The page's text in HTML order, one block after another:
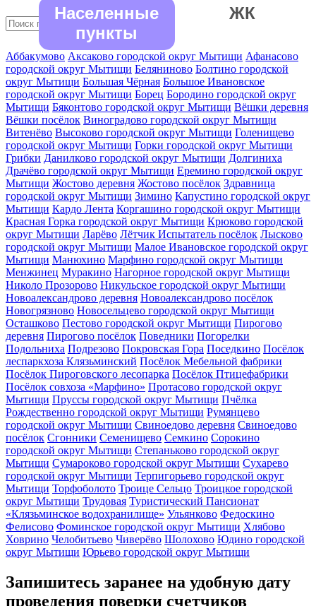
Населенные
пункты
ЖК
Аббакумово Аксаково городской округ Мытищи Афанасово
городской округ Мытищи Беляниново Болтино городской
округ Мытищи Большая Чёрная Большое Ивановское
городской округ Мытищи Борец Бородино городской округ
Мытищи Бяконтово городской округ Мытищи Вёшки деревня
Вёшки посёлок Виноградово городской округ Мытищи
Витенёво Высоково городской округ Мытищи Голенищево
городской округ Мытищи Горки городской округ Мытищи
Грибки Данилково городской округ Мытищи Долгиниха
Драчёво городской округ Мытищи Еремино городской округ
Мытищи Жостово деревня Жостово посёлок Здравница
городской округ Мытищи Зимино Капустино городской округ
Мытищи Кардо Лента Коргашино городской округ Мытищи
Красная Горка городской округ Мытищи Крюково городской
округ Мытищи Ларёво Лётчик Испытатель посёлок Лысково
городской округ Мытищи Малое Ивановское городской округ
Мытищи Манюхино Марфино городской округ Мытищи
Менжинец Муракино Нагорное городской округ Мытищи
Николо Прозорово Никульское городской округ Мытищи
Новоалександрово деревня Новоалександрово посёлок
Новогрязново Новосельцево городской округ Мытищи
Осташково Пестово городской округ Мытищи Пирогово
деревня Пирогово посёлок Поведники Погорелки
Подольниха Подрезово Покровская Гора Поседкино Посёлок
леспаркхоза Клязьминский Посёлок Мебельной фабрики
Посёлок Пироговского лесопарка Посёлок Птицефабрики
Посёлок совхоза «Марфино» Протасово городской округ
Мытищи Пруссы городской округ Мытищи Пчёлка
Рождественно городской округ Мытищи Румянцево
городской округ Мытищи Свиноедово деревня Свиноедово
посёлок Сгонники Семенищево Семкино Сорокино
городской округ Мытищи Степаньково городской округ
Мытищи Сумароково городской округ Мытищи Сухарево
городской округ Мытищи Терпигорьево городской округ
Мытищи Торфоболото Троице Сельцо Троицкое городской
округ Мытищи Трудовая Туристический Пансионат
«Клязьминское водохранилище» Ульянково Федоскино
Фелисово Фоминское городской округ Мытищи Хлябово
Ховрино Челобитьево Чиверёво Шолохово Юдино городской
округ Мытищи Юрьево городской округ Мытищи
Запишитесь заранее на удобную дату
проведения поверки счетчиков